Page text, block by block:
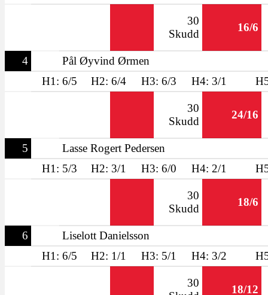
30
Skudd
16/6
4
Pål Øyvind Ørmen
H1: 6/5
H2: 6/4 H3: 6/3 H4: 3/1
30
Skudd
24/16
5
Lasse Rogert Pedersen
H1: 5/3
H2: 3/1 H3: 6/0 H4: 2/1
30
Skudd
18/6
6
Liselott Danielsson
H1: 6/5
H2: 1/1 H3: 5/1 H4: 3/2
30
18/12